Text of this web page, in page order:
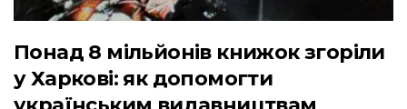
Понад 8 мільйонів книжок згоріли
у Харкові: як допомогти